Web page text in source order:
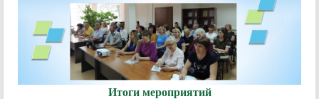
Итоги мероприятий